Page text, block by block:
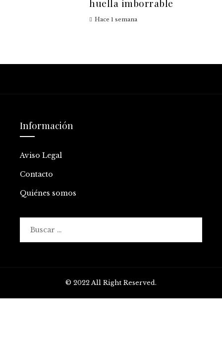
huella imborrable
Hace 1 semana
Información
Aviso Legal
Contacto
Quiénes somos
© 2022 All Right Reserved.